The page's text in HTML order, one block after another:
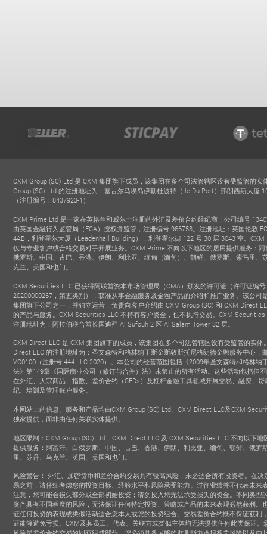
CXM Group (SC) Ltd 是 CXM 集团旗下成员，该集团在多个司法管辖区设有受监管的实
Group (SC) Ltd 的注册地址为：塞舌尔马埃岛伊勒杜波特（Ile Du Port）弗朗西斯大厦
（注册编号：8437923-1）
CXM Prime Ltd 是一家在英格兰和威尔士注册的外汇及差价合约经纪商，公司编号
由英国金融行为监管局（FCA）授权并监管，注册编号 966753。注册地址：英国伦敦
4AB，利登霍尔大厦（Leadenhall Building），利登霍尔街 122 号 30 层 3043 室。
仅与专业客户或合格交易对手开展业务。CXM Prime 不向以下地区的居民提供服务：
俄罗斯、中国、古巴、香港、伊朗、利比亚、缅甸（缅甸）、朝鲜、俄罗斯、索马里、
克兰、美国和也门。
CXM Securities LLC 已获得阿联酋资本市场管理局（CMA）颁发的许可证（许可证编
20200000267，第五类别），获准从事金融服务及金融产品的介绍和推广业务。该公司
集团旗下公司之一，并独立运营，负责向客户介绍由 CXM Group (SC) 和 CXM Direct
的产品与服务。CXM Securities LLC 不持有客户资金，也不执行交易。CXM Securities
注册地址为：阿拉伯联合酋长国迪拜 Al Sufouh 2 区 Al Salam Tower 32 层。
CXM Direct LLC 是 CXM 集团旗下的成员，该集团在多个司法管辖区设有受监管的实体
Direct LLC 的注册地址为：圣文森特和格林纳丁斯金斯敦斯托尼格朗德金融服务中心，
VC0100（注册号 444 LLC 2020）。本公司的经营范围包括《2009年圣文森特和格林纳
法》第149章《国际商业公司（修订与合并）法》未禁止的所有活动。这些活动包括但
在外汇、大宗商品、指数、差价合约（CFDs）及杠杆金融工具领域开展交易、融资、贷
纪、培训及管理账户服务。
本网站上的信息、服务和产品均由CXM Group (SC) Ltd、CXM Direct LLC及CXM
独家提供，而非由任何关联实体提供。
地区限制：CXM Group (SC) Ltd、CXM Direct LLC 及 CXM Securities LLC 不向以下地
提供服务：阿富汗、白俄罗斯、中国、古巴、香港、伊朗、利比亚、缅甸、朝鲜、俄罗
里、苏丹、乌克兰、英国、美国和也门。
风险警告： 外汇、加密货币和差价合约交易具有较高风险，未必适合所有投资者。在决
易之前，请仔细考虑您的投资目标、经验水平和风险承受能力。过往业绩并不代表未来
注意，您可能会损失部分或全部初始投资；请勿投入您无法承受损失的资金。不同类型
资产具有不同程度的风险，无法保证任何特定投资、策略或产品的未来表现必然获利。
证任何投资的表现或类似活动适合您本人或您的投资组合。交易差价合约既不保证获利
证能够避免亏损。CXM及其员工、代表、关联方或类似主体均无法提供任何此类保证。
BROKER
Financial
Network
BROKER
2019- Dundan Finance 2019- Figure